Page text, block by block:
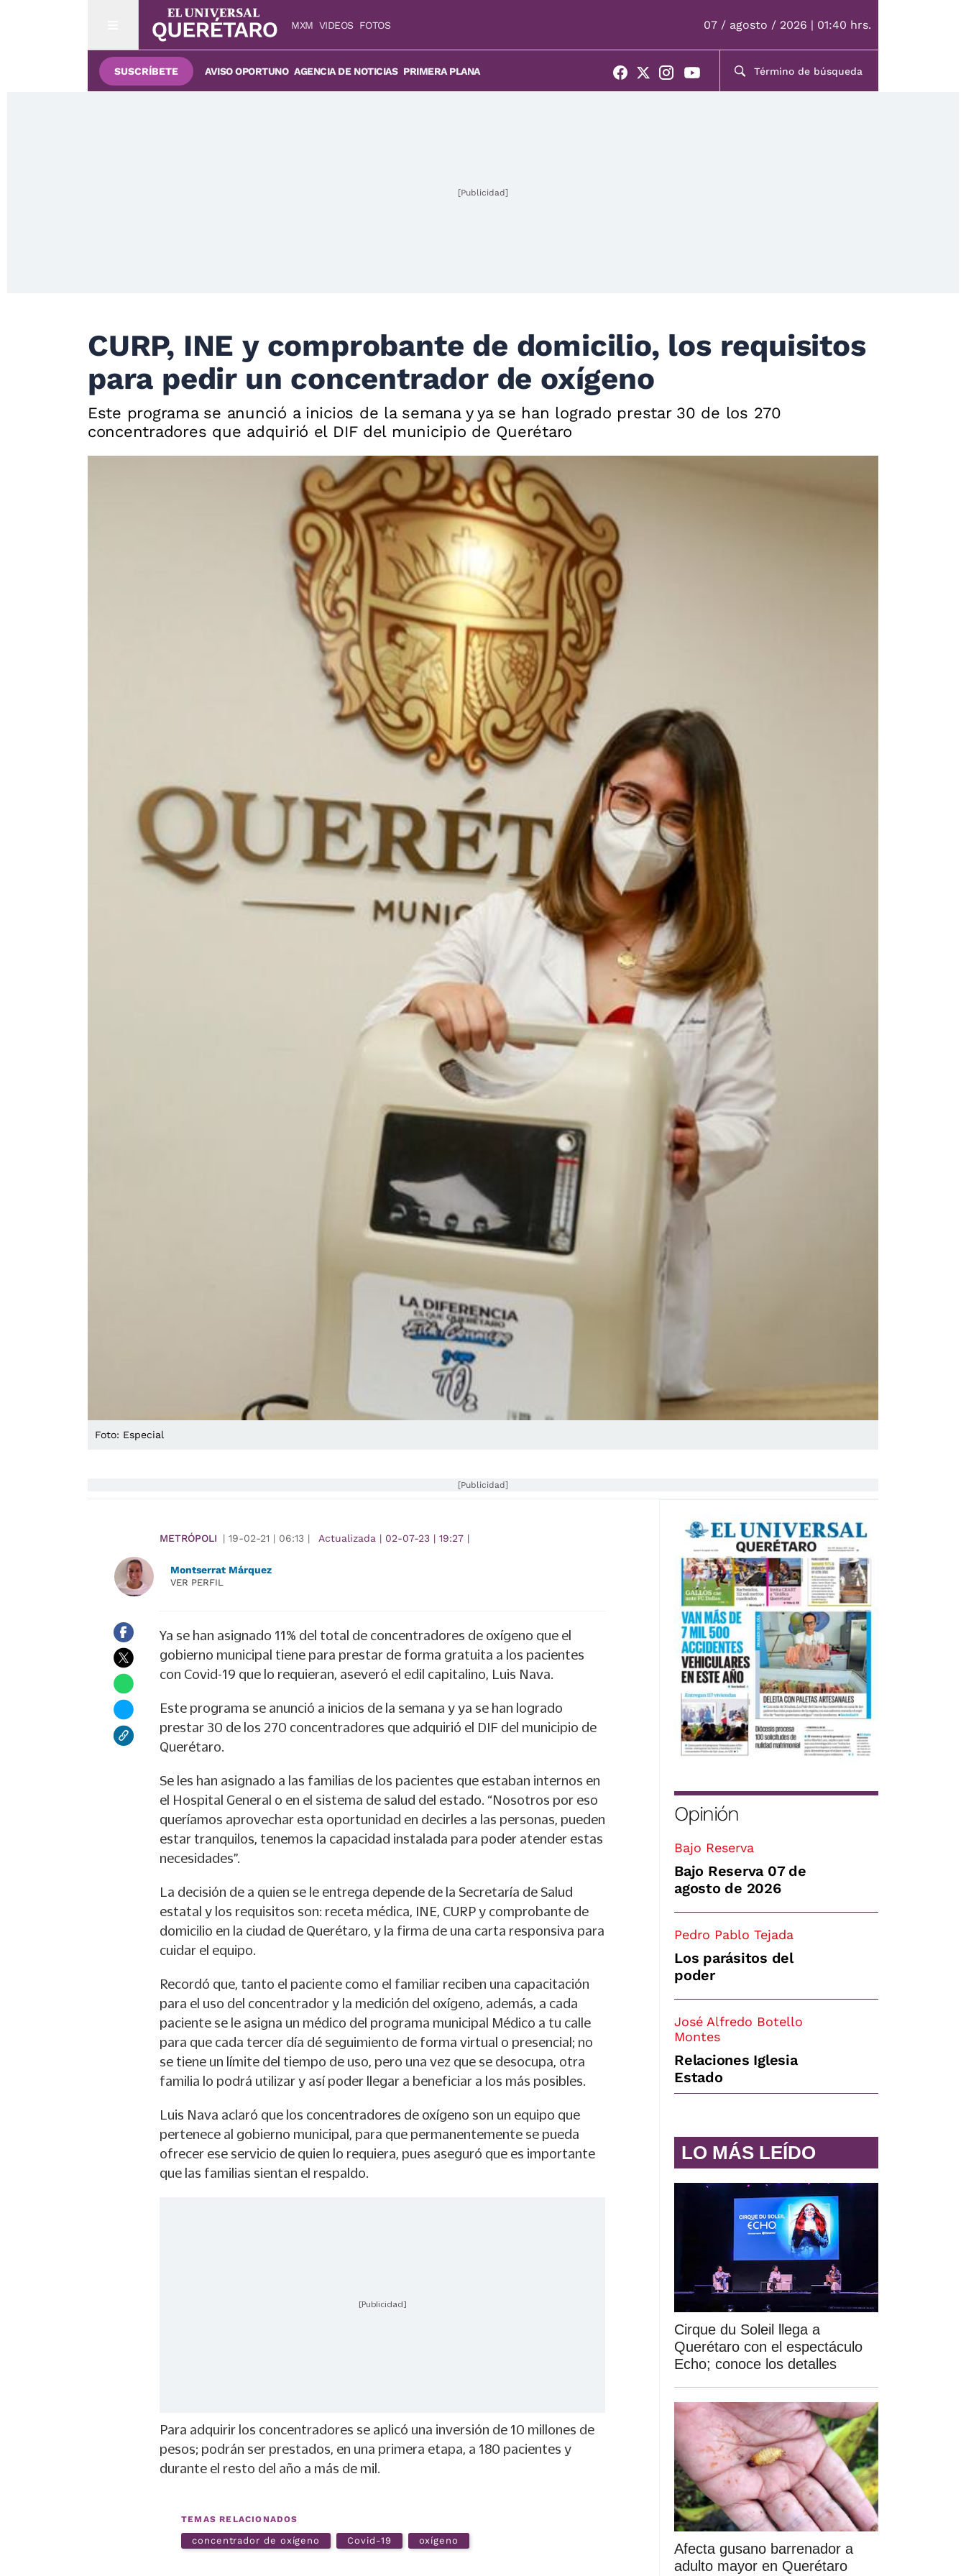
MXM VIDEOS FOTOS 07 / agosto / 2026 | 01:40 hrs.
SUSCRÍBETE AVISO OPORTUNO AGENCIA DE NOTICIAS PRIMERA PLANA
[Publicidad]
CURP, INE y comprobante de domicilio, los requisitos
para pedir un concentrador de oxígeno
Este programa se anunció a inicios de la semana y ya se han logrado prestar 30 de los 270
concentradores que adquirió el DIF del municipio de Querétaro
Foto: Especial
[Publicidad]
METRÓPOLI | 19-02-21 | 06:13 | Actualizada | 02-07-23 | 19:27 |
Montserrat Márquez
VER PERFIL
Ya se han asignado 11% del total de concentradores de oxígeno que el
gobierno municipal tiene para prestar de forma gratuita a los pacientes
con Covid-19 que lo requieran, aseveró el edil capitalino, Luis Nava.
Este programa se anunció a inicios de la semana y ya se han logrado
prestar 30 de los 270 concentradores que adquirió el DIF del municipio de
Querétaro.
Se les han asignado a las familias de los pacientes que estaban internos en
el Hospital General o en el sistema de salud del estado. “Nosotros por eso
queríamos aprovechar esta oportunidad en decirles a las personas, pueden
estar tranquilos, tenemos la capacidad instalada para poder atender estas
necesidades”.
La decisión de a quien se le entrega depende de la Secretaría de Salud
estatal y los requisitos son: receta médica, INE, CURP y comprobante de
domicilio en la ciudad de Querétaro, y la firma de una carta responsiva para
cuidar el equipo.
Recordó que, tanto el paciente como el familiar reciben una capacitación
para el uso del concentrador y la medición del oxígeno, además, a cada
paciente se le asigna un médico del programa municipal Médico a tu calle
para que cada tercer día dé seguimiento de forma virtual o presencial; no
se tiene un límite del tiempo de uso, pero una vez que se desocupa, otra
familia lo podrá utilizar y así poder llegar a beneficiar a los más posibles.
Luis Nava aclaró que los concentradores de oxígeno son un equipo que
pertenece al gobierno municipal, para que permanentemente se pueda
ofrecer ese servicio de quien lo requiera, pues aseguró que es importante
que las familias sientan el respaldo.
[Publicidad]
Para adquirir los concentradores se aplicó una inversión de 10 millones de
pesos; podrán ser prestados, en una primera etapa, a 180 pacientes y
durante el resto del año a más de mil.
TEMAS RELACIONADOS
concentrador de oxígeno Covid-19 oxígeno
Opinión
Bajo Reserva
Bajo Reserva 07 de
agosto de 2026
Pedro Pablo Tejada
Los parásitos del
poder
José Alfredo Botello
Montes
Relaciones Iglesia
Estado
LO MÁS LEÍDO
Cirque du Soleil llega a
Querétaro con el espectáculo
Echo; conoce los detalles
Afecta gusano barrenador a
adulto mayor en Querétaro